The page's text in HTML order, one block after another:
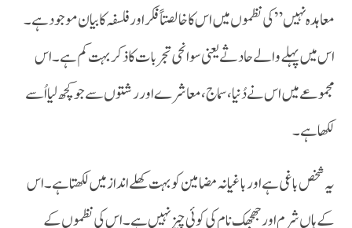
معاہدہ نہیں” کی نظموں میں اس کا خالصتاً فکر اور فلسفہ کا بیان موجود ہے۔
اس میں پہلے والے حادثے یعنی سوانحی تجربات کا ذکر بہت کم ہے ۔اس
مجموعے میں اس نے دُنیا، سماج، معاشرے اور رشتوں سے جو کچھ لیا اُسے
لکھا ہے۔
کے ہاں شرم اور جھجھک نام کی کوئی چیز نہیں ہے۔ اس کی نظموں کے